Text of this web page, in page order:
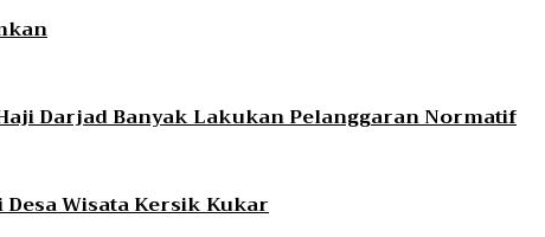
Darjad Banyak Lakukan Pelanggaran Normatif
Wisata Kersik Kukar